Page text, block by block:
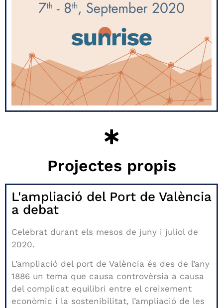
Projectes propis
L'ampliació del Port de València
a debat
Celebrat durant els mesos de juny i juliol de
2020.
L’ampliació del port de València és des de l’any
1886 un tema que causa controvèrsia a causa
del complicat equilibri entre el creixement
econòmic i la sostenibilitat, l’ampliació de les